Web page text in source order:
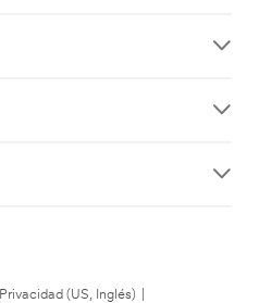
Privacidad (US, Inglés)